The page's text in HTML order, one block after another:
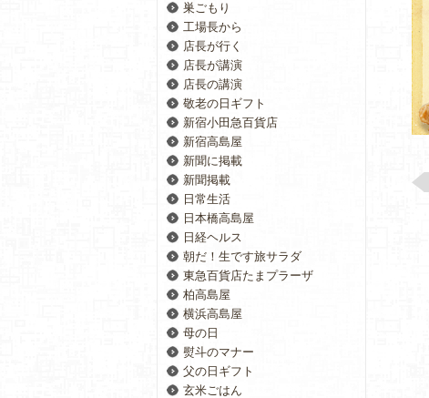
巣ごもり
工場長から
店長が行く
店長が講演
店長の講演
敬老の日ギフト
新宿小田急百貨店
新宿高島屋
新聞に掲載
新聞掲載
日常生活
日本橋高島屋
日経ヘルス
朝だ！生です旅サラダ
東急百貨店たまプラーザ
柏高島屋
横浜高島屋
母の日
熨斗のマナー
父の日ギフト
玄米ごはん